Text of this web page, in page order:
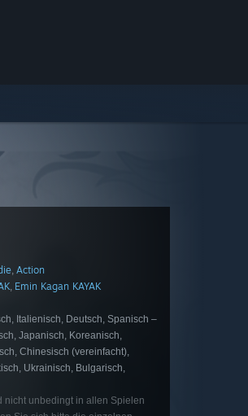
, Action
, Emin Kagan KAYAK
Italienisch, Deutsch, Spanisch –
Japanisch, Koreanisch,
Chinesisch (vereinfacht),
Ukrainisch, Bulgarisch,
nicht unbedingt in allen Spielen